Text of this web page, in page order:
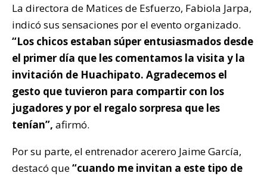
La directora de Matices de Esfuerzo, Fabiola Jarpa,
indicó sus sensaciones por el evento organizado.
“Los chicos estaban súper entusiasmados desde
el primer día que les comentamos la visita y la
invitación de Huachipato. Agradecemos el
gesto que tuvieron para compartir con los
jugadores y por el regalo sorpresa que les
tenían”, afirmó.
Por su parte, el entrenador acerero Jaime García,
destacó que“cuando me invitan a este tipo de